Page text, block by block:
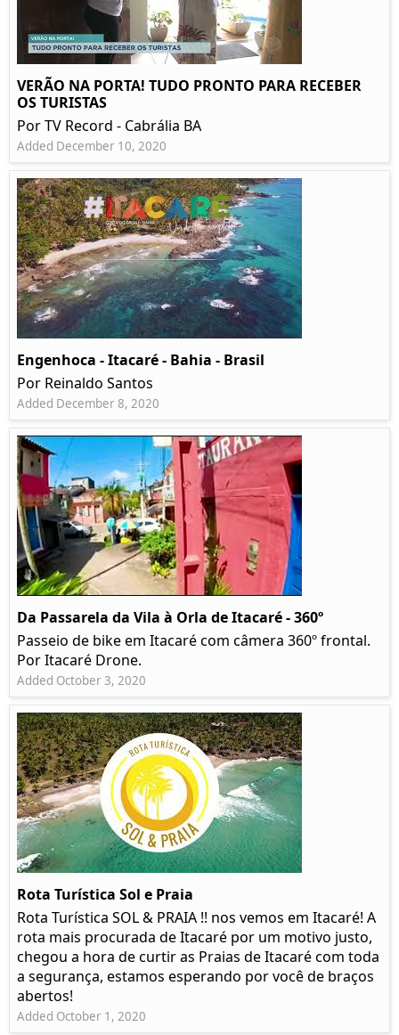
VERÃO NA PORTA! TUDO PRONTO PARA RECEBER
OS TURISTAS
Por TV Record - Cabrália BA
Added December 10, 2020
Engenhoca - Itacaré - Bahia - Brasil
Por Reinaldo Santos
Added December 8, 2020
Da Passarela da Vila à Orla de Itacaré - 360º
Passeio de bike em Itacaré com câmera 360º frontal.
Por Itacaré Drone.
Added October 3, 2020
Rota Turística Sol e Praia
Rota Turística SOL & PRAIA !! nos vemos em Itacaré! A
rota mais procurada de Itacaré por um motivo justo,
chegou a hora de curtir as Praias de Itacaré com toda
a segurança, estamos esperando por você de braços
abertos!
Added October 1, 2020